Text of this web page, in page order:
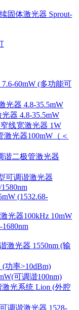
固体激光器 Sprout-
60mW (多功能可
光器 4.8-35.5mW
器 4.8-35.5mW
线宽激光器 1W
光器100mW（＜
谐二极管激光器
可调谐激光器
(1532.68-
光器100kHz 10mW
激光器 1550nm (输
(功率>10dBm)
可调谐100nm)
激光系统 Lion (外腔
调谐激光器 1528-